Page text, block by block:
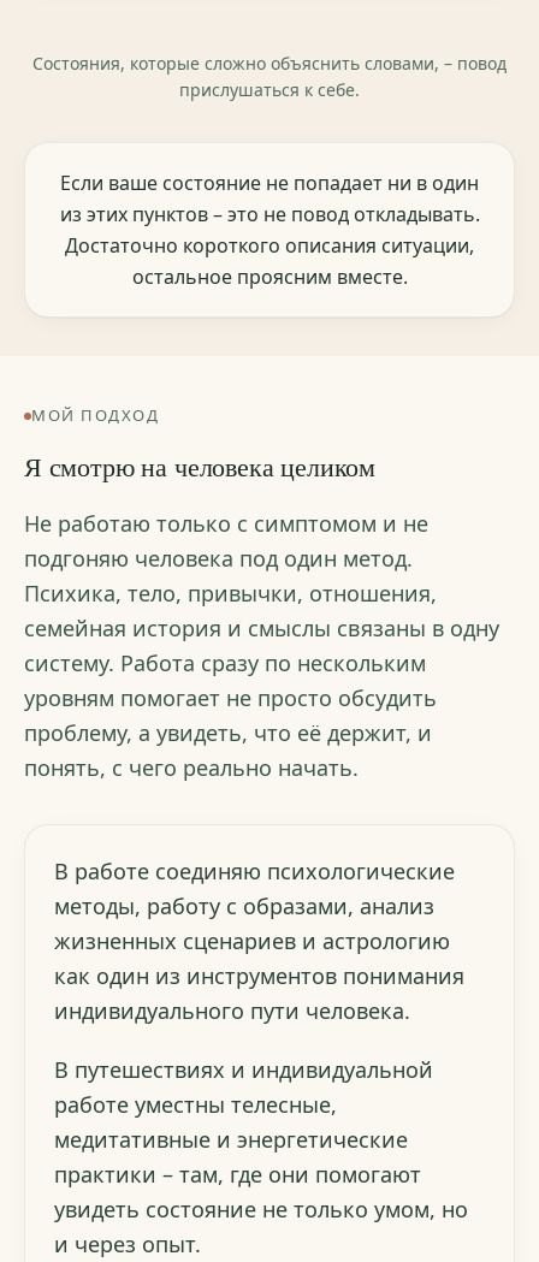
Состояния, которые сложно объяснить словами, – повод
прислушаться к себе.
Если ваше состояние не попадает ни в один
из этих пунктов – это не повод откладывать.
Достаточно короткого описания ситуации,
остальное проясним вместе.
МОЙ ПОДХОД
Я смотрю на человека целиком
Не работаю только с симптомом и не
подгоняю человека под один метод.
Психика, тело, привычки, отношения,
семейная история и смыслы связаны в одну
систему. Работа сразу по нескольким
уровням помогает не просто обсудить
проблему, а увидеть, что её держит, и
понять, с чего реально начать.
В работе соединяю психологические
методы, работу с образами, анализ
жизненных сценариев и астрологию
как один из инструментов понимания
индивидуального пути человека.
В путешествиях и индивидуальной
работе уместны телесные,
медитативные и энергетические
практики – там, где они помогают
увидеть состояние не только умом, но
и через опыт.